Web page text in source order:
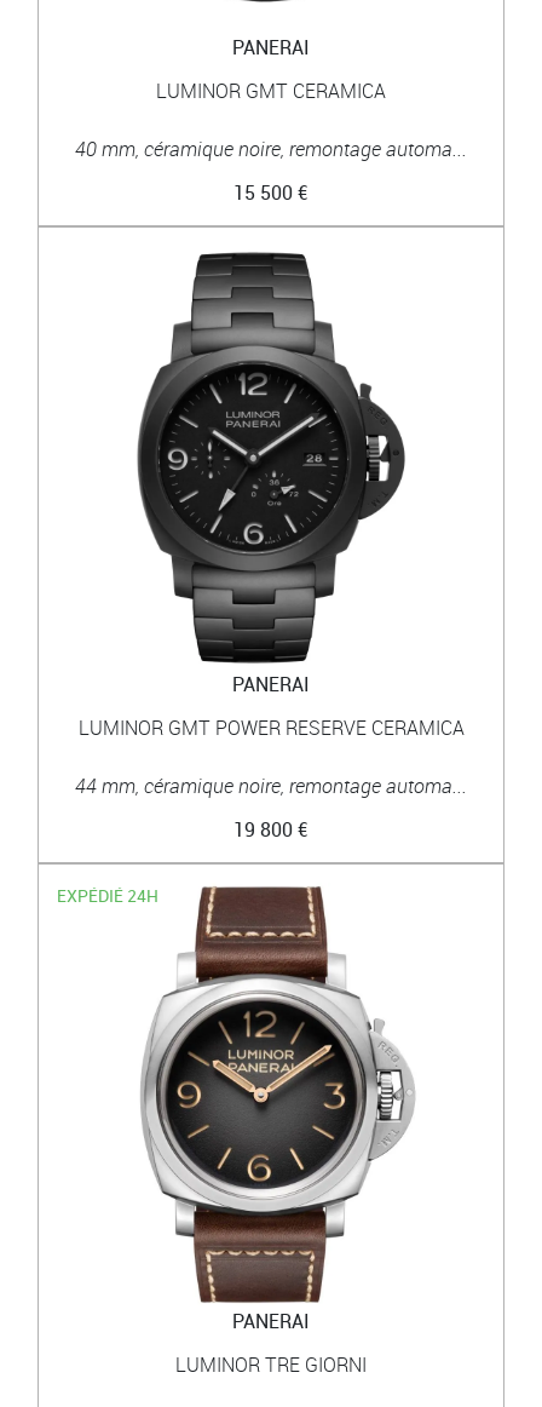
PANERAI
LUMINOR GMT CERAMICA
40 mm, céramique noire, remontage automa...
15 500 €
PANERAI
LUMINOR GMT POWER RESERVE CERAMICA
44 mm, céramique noire, remontage automa...
19 800 €
EXPÉDIÉ 24H
PANERAI
LUMINOR TRE GIORNI